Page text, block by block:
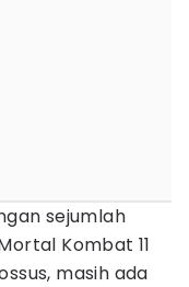
sejumlah
Kombat 11
masih ada